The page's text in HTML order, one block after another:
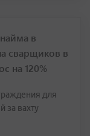
в
сварщиков в
на 120%
для
за вахту